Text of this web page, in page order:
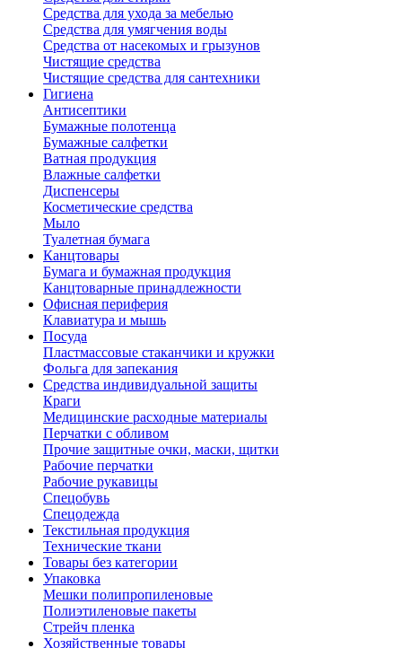
Средства для ухода за мебелью
Средства для умягчения воды
Средства от насекомых и грызунов
Чистящие средства
Чистящие средства для сантехники
Гигиена
Антисептики
Бумажные полотенца
Бумажные салфетки
Ватная продукция
Влажные салфетки
Диспенсеры
Косметические средства
Мыло
Туалетная бумага
Канцтовары
Бумага и бумажная продукция
Канцтоварные принадлежности
Офисная периферия
Клавиатура и мышь
Посуда
Пластмассовые стаканчики и кружки
Фольга для запекания
Средства индивидуальной защиты
Краги
Медицинские расходные материалы
Перчатки с обливом
Прочие защитные очки, маски, щитки
Рабочие перчатки
Рабочие рукавицы
Спецобувь
Спецодежда
Текстильная продукция
Технические ткани
Товары без категории
Упаковка
Мешки полипропиленовые
Полиэтиленовые пакеты
Стрейч пленка
Хозяйственные товары